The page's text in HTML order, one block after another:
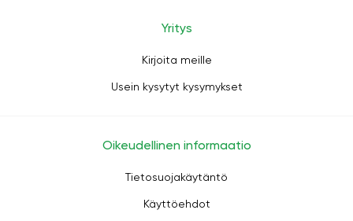
Yritys
Kirjoita meille
Usein kysytyt kysymykset
Oikeudellinen informaatio
Tietosuojakäytäntö
Käyttöehdot